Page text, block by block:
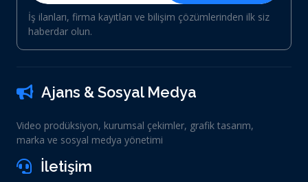
İş ilanları, firma kayıtları ve bilişim çözümlerinden ilk siz
haberdar olun.
Ajans & Sosyal Medya
Video prodüksiyon, kurumsal çekimler, grafik tasarım,
marka ve sosyal medya yönetimi
İletişim